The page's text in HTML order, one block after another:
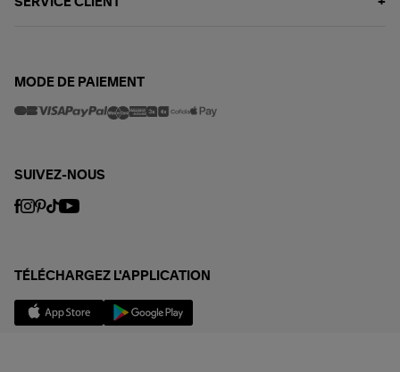
SERVICE CLIENT
MODE DE PAIEMENT
SUIVEZ-NOUS
TÉLÉCHARGEZ L'APPLICATION